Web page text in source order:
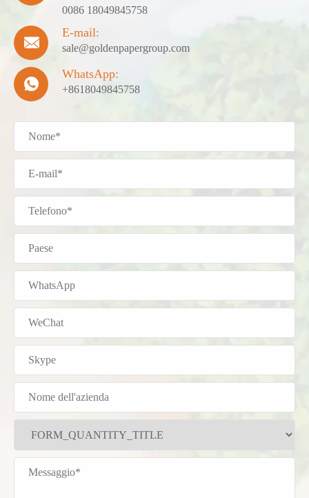
0086 18049845758

E-mail:
sale@goldenpapergroup.com

WhatsApp:
+8618049845758